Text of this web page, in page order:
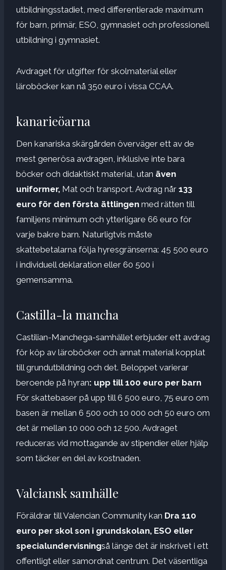
utbildningsstadiet, med differentierade maximum
för barn, primär, ESO, gymnasiet och professionell
utbildning i gymnasiet.
Avdraget för utgifter för skolmaterial eller
läroböcker kan nå 350 euro i vissa CCAA.
kanarieöarna
Den kanariska skärgården överväger ett av de
mest generösa avdragen, inklusive inte bara
böcker och didaktiskt material, utan även
uniformer, Mat och transport. Avdrag når 133
euro för den första ättlingen med rätten till
familjens minimum och ytterligare 66 euro för
varje bakre barn. Naturligtvis måste
skattebetalarna följa hyresgränserna: 45 500 euro
i individuell deklaration eller 60 500 i
gemensamma.
Castilla-la mancha
Castilian-Manchega-samhället erbjuder ett avdrag
för köp av läroböcker och annat material kopplat
till grundutbildning och det. Beloppet varierar
beroende på hyran: upp till 100 euro per barn
För skattebaser på upp till 6 500 euro, 75 euro om
basen är mellan 6 500 och 10 000 och 50 euro om
det är mellan 10 000 och 12 500. Avdraget
reduceras vid mottagande av stipendier eller hjälp
som täcker en del av kostnaden.
Valciansk samhälle
Föräldrar till Valencian Community kan Dra 110
euro per skol son i grundskolan, ESO eller
specialundervisningså länge det är inskrivet i ett
offentligt eller samordnat centrum. Det väsentliga